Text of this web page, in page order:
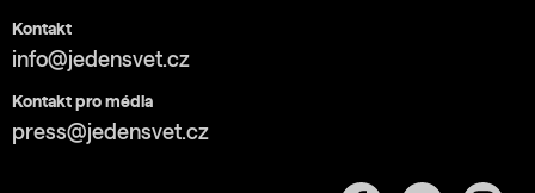
Kontakt
info@jedensvet.cz
Kontakt pro média
press@jedensvet.cz